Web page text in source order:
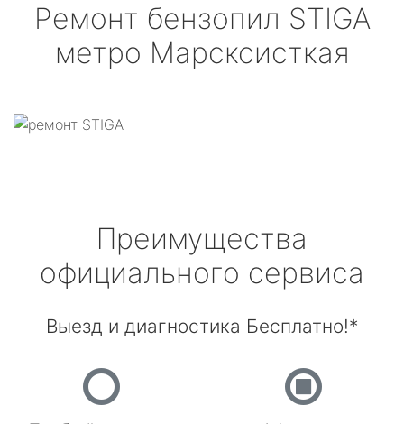
Ремонт бензопил STIGA
метро Марсксисткая
Преимущества
официального сервиса
Выезд и диагностика Бесплатно!*